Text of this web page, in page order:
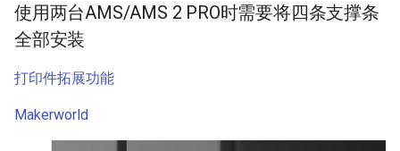
使用两台AMS/AMS 2 PRO时需要将四条支撑条
全部安装
打印件拓展功能
Makerworld